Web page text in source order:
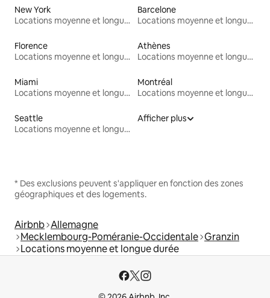
New York
Locations moyenne et longue durée
Barcelone
Locations moyenne et longue durée
Florence
Locations moyenne et longue durée
Athènes
Locations moyenne et longue durée
Miami
Locations moyenne et longue durée
Montréal
Locations moyenne et longue durée
Seattle
Locations moyenne et longue durée
Afficher plus
* Des exclusions peuvent s'appliquer en fonction des zones
géographiques et des logements.
Airbnb Allemagne
Mecklembourg-Poméranie-Occidentale Granzin
Locations moyenne et longue durée